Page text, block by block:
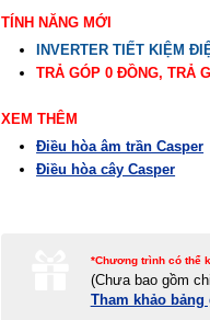
TÍNH NĂNG MỚI
INVERTER TIẾT KIỆM
TRẢ GÓP 0 ĐỒNG, TRẢ
XEM THÊM
Điều hòa âm trần Casper
Điều hòa cây Casper
*Chương trình có thể
(Chưa bao gồm
Tham khảo bảng